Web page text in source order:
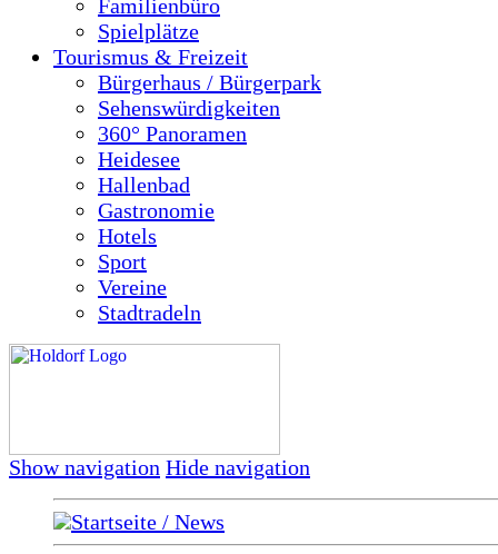
Familienbüro
Spielplätze
Tourismus & Freizeit
Bürgerhaus / Bürgerpark
Sehenswürdigkeiten
360° Panoramen
Heidesee
Hallenbad
Gastronomie
Hotels
Sport
Vereine
Stadtradeln
Show navigation Hide navigation
Startseite / News